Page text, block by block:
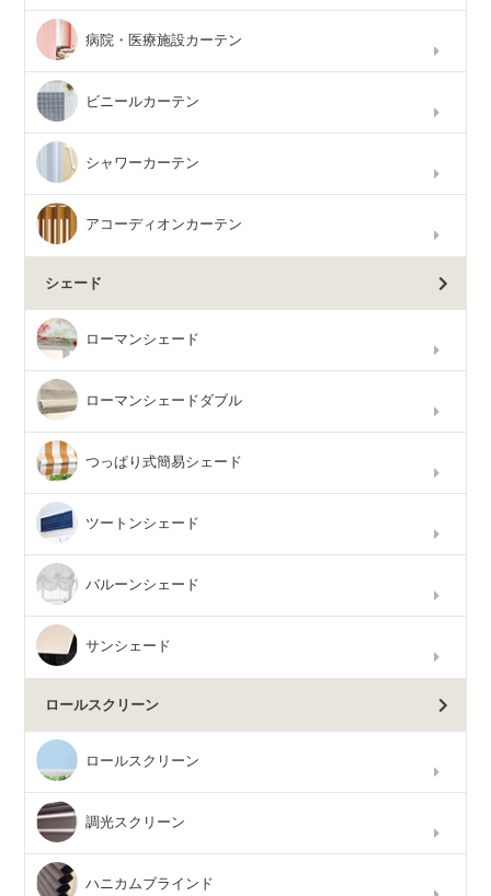
病院・医療施設カーテン
ビニールカーテン
シャワーカーテン
アコーディオンカーテン
シェード
ローマンシェード
ローマンシェードダブル
つっぱり式簡易シェード
ツートンシェード
バルーンシェード
サンシェード
ロールスクリーン
ロールスクリーン
調光スクリーン
ハニカムブラインド